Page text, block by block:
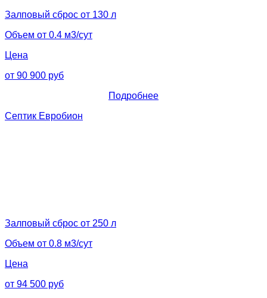
Залповый сброс от 130 л
Объем от 0.4 м3/сут
Цена
от 90 900 руб
Подробнее
Септик Евробион
Залповый сброс от 250 л
Объем от 0.8 м3/сут
Цена
от 94 500 руб